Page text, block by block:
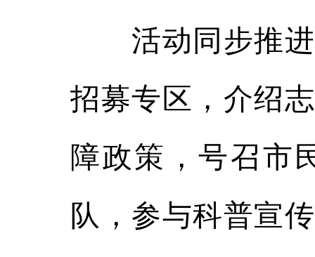
活动同步推进
招募专区，介绍
障政策，号召市
队，参与科普宣